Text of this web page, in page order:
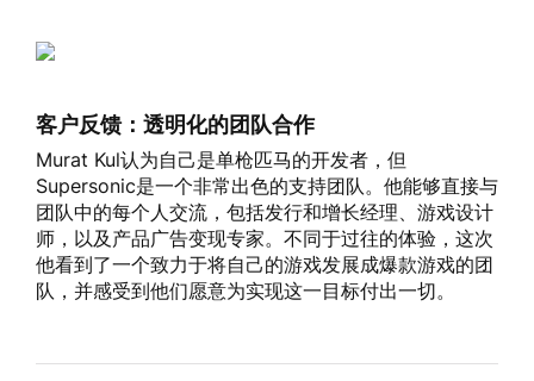
客户反馈：透明化的团队合作
Murat Kul认为自己是单枪匹马的开发者，但
Supersonic是一个非常出色的支持团队。他能够直接与
团队中的每个人交流，包括发行和增长经理、游戏设计
师，以及产品广告变现专家。不同于过往的体验，这次
他看到了一个致力于将自己的游戏发展成爆款游戏的团
队，并感受到他们愿意为实现这一目标付出一切。